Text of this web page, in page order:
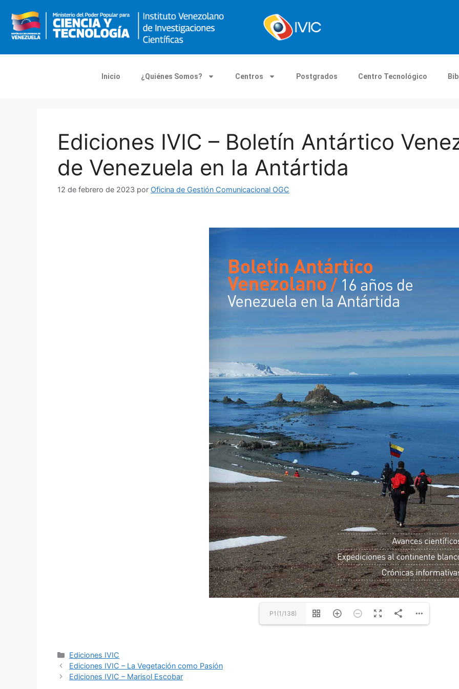
Inicio ¿Quiénes Somos? Centros Postgrados Centro Tecnológico
Ediciones IVIC – Boletín Antártico
de Venezuela en la Antártida
12 de febrero de 2023 por Oficina de Gestión Comunicacional OGC
P1(1/138)
Ediciones IVIC
Ediciones IVIC – La Vegetación como Pasión
Ediciones IVIC – Marisol Escobar